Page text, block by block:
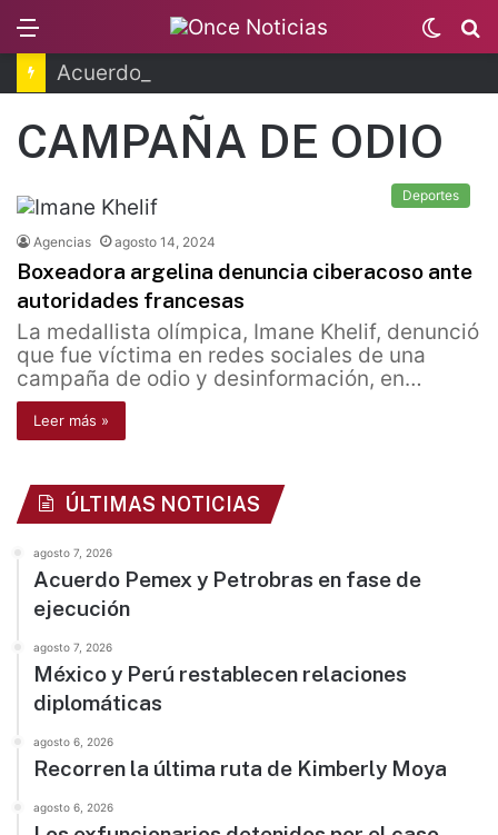
Switch
skin
CAMPAÑA DE ODIO
Deportes
Agencias agosto 14, 2024
Boxeadora argelina denuncia ciberacoso ante
autoridades francesas
La medallista olímpica, Imane Khelif, denunció
que fue víctima en redes sociales de una
campaña de odio y desinformación, en…
Leer más »
ÚLTIMAS NOTICIAS
agosto 7, 2026
Acuerdo Pemex y Petrobras en fase de
ejecución
agosto 7, 2026
México y Perú restablecen relaciones
diplomáticas
agosto 6, 2026
Recorren la última ruta de Kimberly Moya
agosto 6, 2026